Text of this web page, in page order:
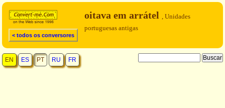
< todos os conversores
oitava em arrátel , Unidades
portuguesas antigas
EN ES PT RU FR